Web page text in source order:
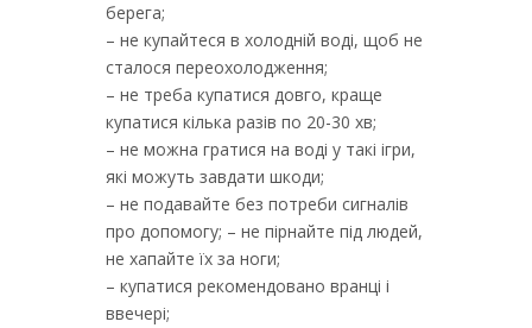
берега;
– не купайтеся в холодній воді, щоб не
сталося переохолодження;
– не треба купатися довго, краще
купатися кілька разів по 20-30 хв;
– не можна гратися на воді у такі ігри,
які можуть завдати шкоди;
– не подавайте без потреби сигналів
про допомогу; – не пірнайте під людей,
не хапайте їх за ноги;
– купатися рекомендовано вранці i
ввечері;